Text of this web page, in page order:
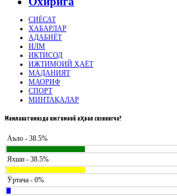
СИЁСАТ
ХАБАРЛАР
АДАБИЁТ
ИЛМ
ИҚТИСОД
ИЖТИМОИЙ ҲАЁТ
МАДАНИЯТ
МАОРИФ
СПОРТ
МИНТАҚАЛАР
Мамлакатимиздаижтимоий аҳвол сизнингча?
Аъло - 38.5%
Яхши - 38.5%
Ӯртача - 0%